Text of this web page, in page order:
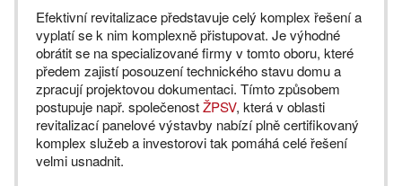
Efektivní revitalizace představuje celý komplex řešení a
vyplatí se k nim komplexně přistupovat. Je výhodné
obrátit se na specializované firmy v tomto oboru, které
předem zajistí posouzení technického stavu domu a
zpracují projektovou dokumentaci. Tímto způsobem
postupuje např. společenostŽPSV, která v oblasti
revitalizací panelové výstavby nabízí plně certifikovaný
komplex služeb a investorovi tak pomáhá celé řešení
velmi usnadnit.